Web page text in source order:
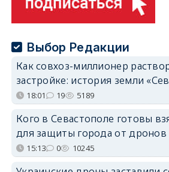
Выбор Редакции
Как совхоз-миллионер
застройке: история земли
18:01 19 5189
Кого в Севастополе готовы
для защиты города от дронов
15:13 0 10245